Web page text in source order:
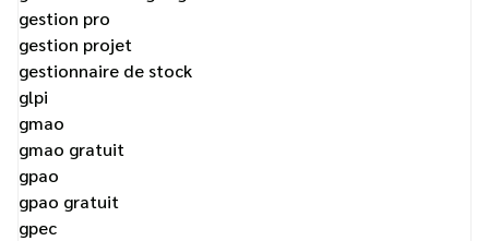
gestion pro
gestion projet
gestionnaire de stock
glpi
gmao
gmao gratuit
gpao
gpao gratuit
gpec